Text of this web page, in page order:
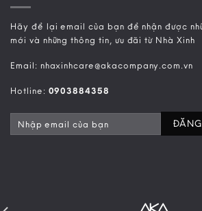
Hãy để lại email của bạn để nhận được
mới và những thông tin, ưu đãi từ Nhà Xinh
Email: nhaxinhcare@akacompany.com.vn
Hotline: 0903884358